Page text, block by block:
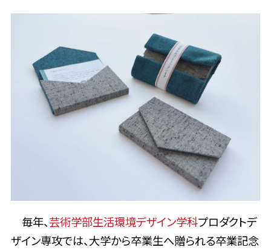
毎年、芸術学部生活環境デザイン学科プロダクトデ
ザイン専攻では、大学から卒業生へ贈られる卒業記念